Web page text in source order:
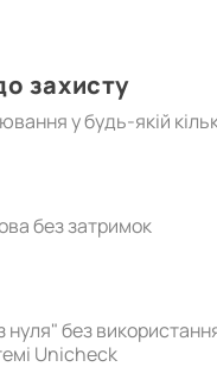
захисту
у будь-якій
без затримок
нуля" без
Unicheck